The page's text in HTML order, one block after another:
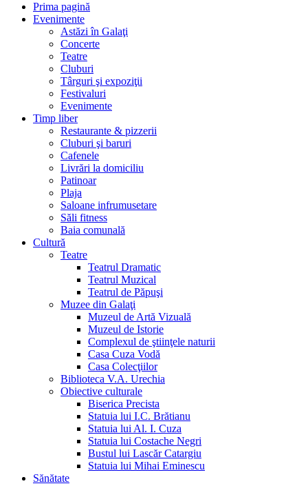
Prima pagină
Evenimente
Astăzi în Galaţi
Concerte
Teatre
Cluburi
Târguri şi expoziţii
Festivaluri
Evenimente
Timp liber
Restaurante & pizzerii
Cluburi şi baruri
Cafenele
Livrări la domiciliu
Patinoar
Plaja
Saloane infrumusetare
Săli fitness
Baia comunală
Cultură
Teatre
Teatrul Dramatic
Teatrul Muzical
Teatrul de Păpuşi
Muzee din Galaţi
Muzeul de Artă Vizuală
Muzeul de Istorie
Complexul de ştiinţele naturii
Casa Cuza Vodă
Casa Colecţiilor
Biblioteca V.A. Urechia
Obiective culturale
Biserica Precista
Statuia lui I.C. Brătianu
Statuia lui Al. I. Cuza
Statuia lui Costache Negri
Bustul lui Lascăr Catargiu
Statuia lui Mihai Eminescu
Sănătate